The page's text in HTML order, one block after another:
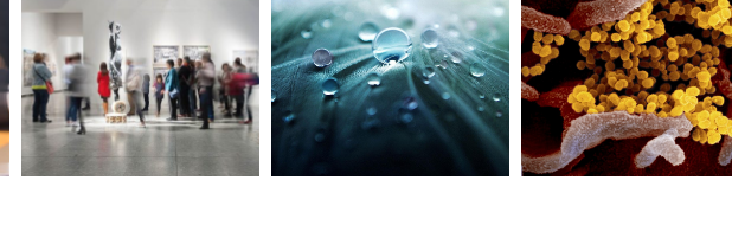
Udaletako euskara
teknikarien sareko
plan estrategikoa eta
antolamendua
zehazteko prozesua
Nafarroako Gobernua
Diagnóstico de la
participación y proceso
de definición del plan
estratégico
Sindicato LAB
Encuentro para definir
los retos del
cooperativismo
Consejo Superior de Cooperativas
de Euskadi (CSCE-EKGK)